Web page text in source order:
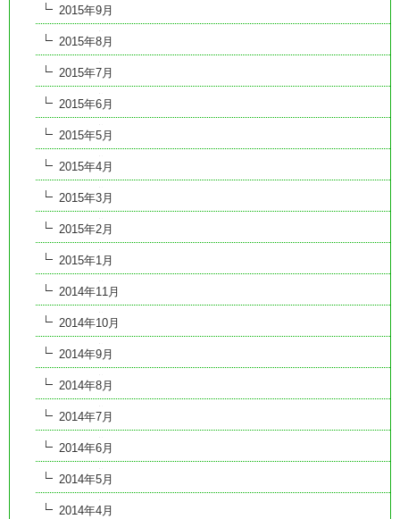
2015年9月
2015年8月
2015年7月
2015年6月
2015年5月
2015年4月
2015年3月
2015年2月
2015年1月
2014年11月
2014年10月
2014年9月
2014年8月
2014年7月
2014年6月
2014年5月
2014年4月